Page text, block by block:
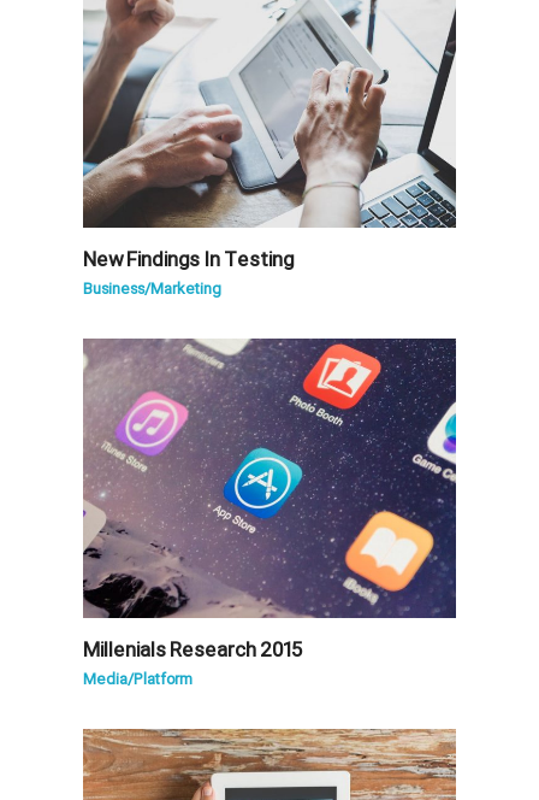
New Findings In Testing
Business/Marketing
Millenials Research 2015
Media/Platform